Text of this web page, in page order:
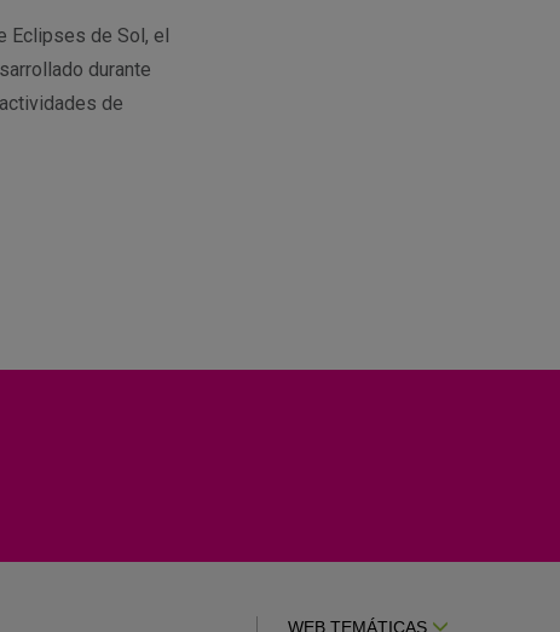
Eclipses de Sol, el
durante
de
WEB TEMÁTICAS